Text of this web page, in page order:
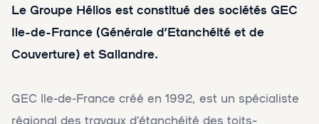
Le Groupe Hélios est constitué des sociétés GEC
Ile-de-France (Générale d’Etanchéité et de
Couverture) et Sallandre.
GEC Ile-de-France créé en 1992, est un spécialiste
régional des travaux d’étanchéité des toits–